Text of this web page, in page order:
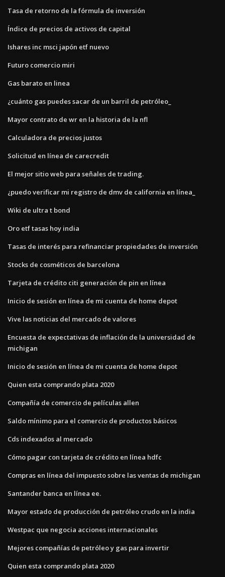
Tasa de retorno de la fórmula de inversión
Índice de precios de activos de capital
Ishares inc msci japón etf nuevo
Futuro comercio miri
Gas barato en linea
¿cuánto gas puedes sacar de un barril de petróleo_
Mayor contrato de wr en la historia de la nfl
Calculadora de precios justos
Solicitud en línea de carecredit
El mejor sitio web para señales de trading.
¿puedo verificar mi registro de dmv de california en línea_
Wiki de ultra t bond
Oro etf tasas hoy india
Tasas de interés para refinanciar propiedades de inversión
Stocks de cosméticos de barcelona
Tarjeta de crédito citi generación de pin en línea
Inicio de sesión en línea de mi cuenta de home depot
Vive las noticias del mercado de valores
Encuesta de expectativas de inflación de la universidad de
michigan
Inicio de sesión en línea de mi cuenta de home depot
Quien esta comprando plata 2020
Compañía de comercio de películas allen
Saldo mínimo para el comercio de productos básicos
Cds indexados al mercado
Cómo pagar con tarjeta de crédito en línea hdfc
Compras en línea del impuesto sobre las ventas de michigan
Santander banca en línea ee.
Mayor estado de producción de petróleo crudo en la india
Westpac que negocia acciones internacionales
Mejores compañías de petróleo y gas para invertir
Quien esta comprando plata 2020